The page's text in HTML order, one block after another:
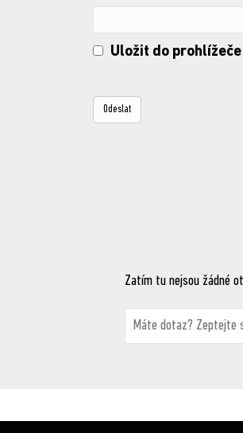
Uložit do
Zatím tu nejsou žádné